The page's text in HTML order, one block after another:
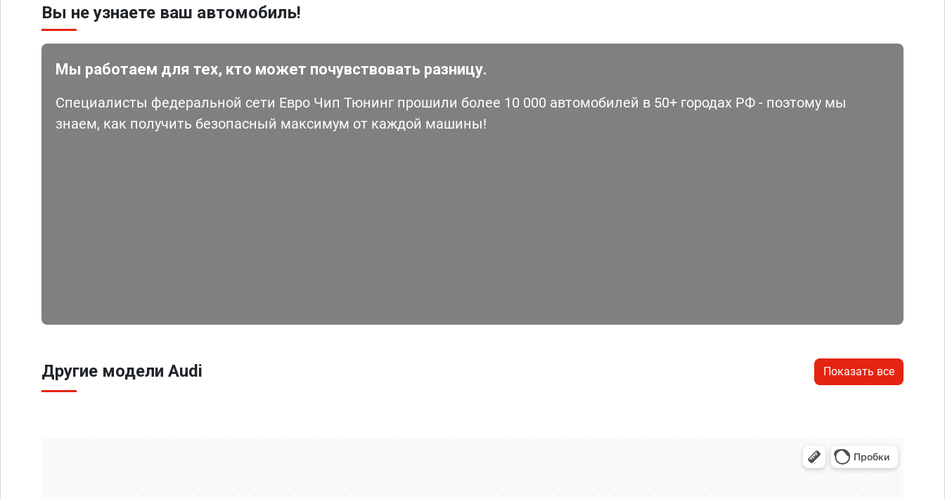
Вы не узнаете ваш автомобиль!
Мы работаем для тех, кто может почувствовать разницу.
Специалисты федеральной сети Евро Чип Тюнинг прошили более 10 000 автомобилей в 50+ городах РФ - поэтому мы
знаем, как получить безопасный максимум от каждой машины!
Другие модели Audi Показать все